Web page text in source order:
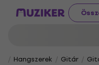
Hangszerek Gitár